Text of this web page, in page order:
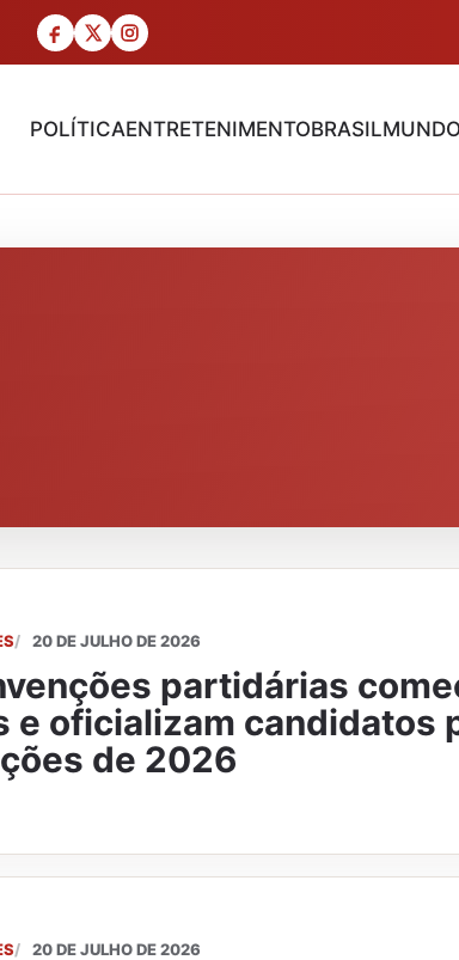
POLÍTICAENTRETENIMENTOBRASILMUNDO
20 DE JULHO DE 2026
partidárias
e oficializam candidatos
de 2026
20 DE JULHO DE 2026